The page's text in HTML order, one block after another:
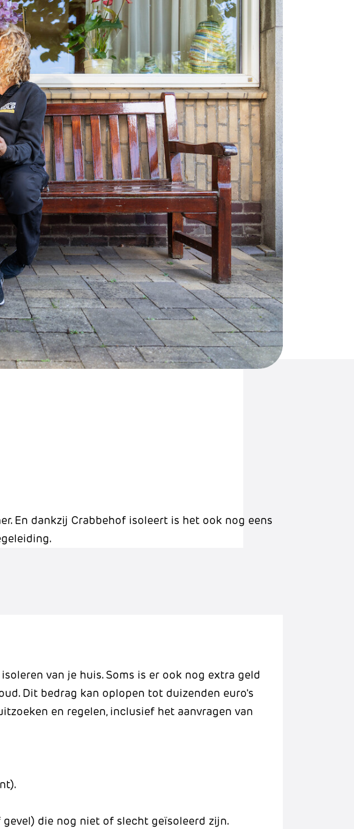
En dankzij Crabbehof isoleert is het ook nog eens
van je huis. Soms is er ook nog extra geld
Dit bedrag kan oplopen tot duizenden euro's
en regelen, inclusief het aanvragen van
gevel) die nog niet of slecht geïsoleerd zijn.